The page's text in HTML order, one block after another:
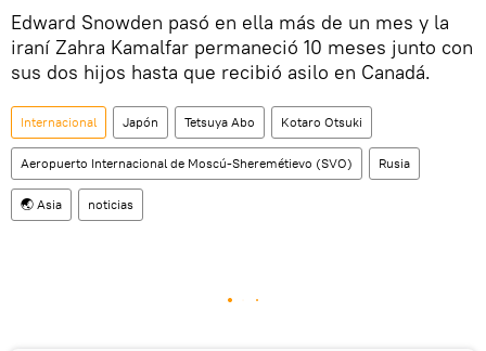
Edward Snowden pasó en ella más de un mes y la
iraní Zahra Kamalfar permaneció 10 meses junto con
sus dos hijos hasta que recibió asilo en Canadá.
Internacional Japón Tetsuya Abo Kotaro Otsuki
Aeropuerto Internacional de Moscú-Sheremétievo (SVO) Rusia
🌏 Asia noticias